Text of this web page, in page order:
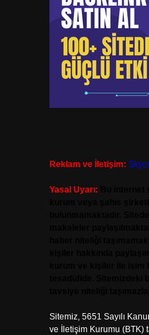
Reklam ve İletişim:
Yasal Uyarı:
Sitemiz, 5651 Sayılı
ve İletişim Kurumu (BTK)